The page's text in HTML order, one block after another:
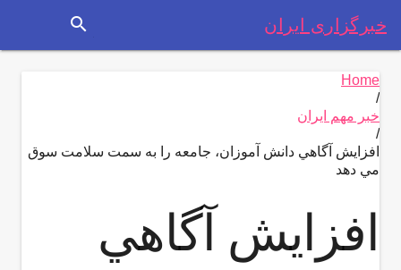
خبرگزاری ایران search
Home
/
خبر مهم ایران
/
افزايش آگاهي دانش آموزان، جامعه را به سمت سلامت سوق
مي دهد
افزايش آگاهي